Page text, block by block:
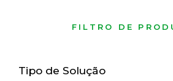
FILTRO DE
Tipo de Solução